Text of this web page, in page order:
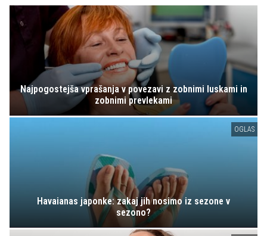
Najpogostejša vprašanja v povezavi z zobnimi luskami in
zobnimi prevlekami
OGLAS
Havaianas japonke: zakaj jih nosimo iz sezone v
sezono?